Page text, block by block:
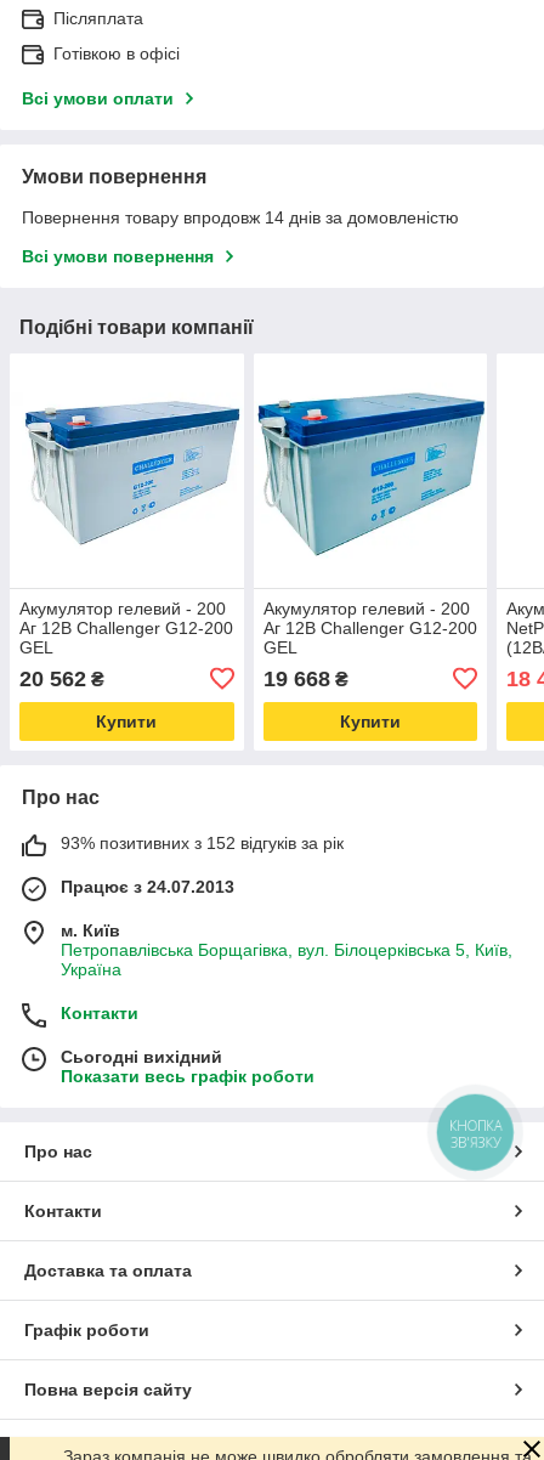
Післяплата
Готівкою в офісі
Всі умови оплати
Умови повернення
Повернення товару впродовж 14 днів за домовленістю
Всі умови повернення
Подібні товари компанії
Акумулятор гелевий - 200
Аг 12В Challenger G12-200
GEL
20 562 ₴
Купити
Акумулятор гелевий - 200
Аг 12В Challenger G12-200
GEL
19 668₴
Купити
18
Про нас
93% позитивних з 152 відгуків за рік
Працює з 24.07.2013
м. Київ
Петропавлівська Борщагівка, вул. Білоцерківська 5, Київ,
Україна
Контакти
Сьогодні вихідний
Показати весь графік роботи
Про нас
Контакти
Доставка та оплата
Графік роботи
Повна версія сайту
Сайт створено на маркетплейсі Prom.ua
КНОПКА
ЗВ'ЯЗКУ